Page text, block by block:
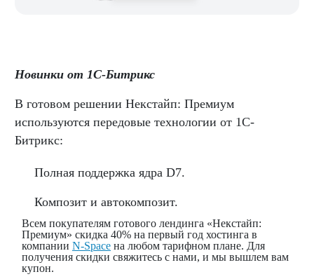
Новинки от 1С-Битрикс
В готовом решении Некстайп: Премиум
используются передовые технологии от 1С-
Битрикс:
Полная поддержка ядра D7.
Композит и автокомпозит.
Всем покупателям готового лендинга «Некстайп:
Премиум» скидка 40% на первый год хостинга в
компании N-Space на любом тарифном плане. Для
получения скидки свяжитесь с нами, и мы вышлем вам
купон.